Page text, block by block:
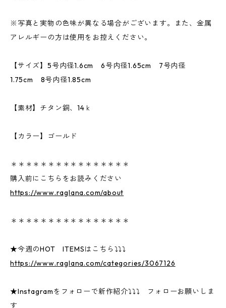
※写真と実物の色味が異なる場合がございます。また、金属
アレルギーの方は使用をお控えください。
【サイズ】5号内径1.6cm 6号内径1.65cm 7号内径
1.75cm 8号内径1.85cm
【素材】チタン銅、14ｋ
【カラー】ゴールド
＊＊＊＊＊＊＊＊＊＊＊＊＊＊＊＊
購入前にこちらをお読みください
https://www.raglana.com/about
＊＊＊＊＊＊＊＊＊＊＊＊＊＊＊＊
★今週のHOT ITEMSはこちら⤵⤵⤵
https://www.raglana.com/categories/3067126
★Instagramをフォローで新作紹介⤵⤵⤵ フォローお願いしま
す